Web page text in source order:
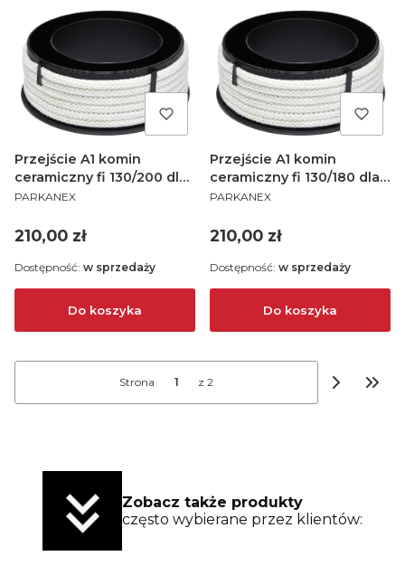
Przejście A1 komin
ceramiczny fi 130/200 dla
pieców wolnostojących
PRODUCENT
PARKANEX
Cena
210,00 zł
Do koszyka
Dostępność: w sprzedaży
Przejście A1 komin
ceramiczny fi 130/180 dla
pieców wolnostojących
PRODUCENT
PARKANEX
Cena
210,00 zł
Do koszyka
Dostępność: w sprzedaży
Strona z 2
Zobacz także produkty
często wybierane przez klientów: